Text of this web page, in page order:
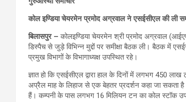
कोल इण्डिया चेयरमेन प्रमोद अग्रवाल ने एसईसीएल की ली
बिलासपुर –कोलइण्डिया चेयरमेन श्री प्रमोद अग्रवाल
डिस्पैच से जुड़े विभिन्न मुद्दों पर समीक्षा बैठक ली। बैठक में
प्रमुख विभागों के विभागाध्यक्ष उपस्थित रहे।
ज्ञात हो कि एसईसीएल द्वारा हाल के दिनों में लगभग 450
अप्रैल माह के लिहाज से एक बेहतर प्रदर्शन कहा जा सकता
हैं। कम्पनी के पास लगभग 16 मिलियन टन का कोल स्टॉक